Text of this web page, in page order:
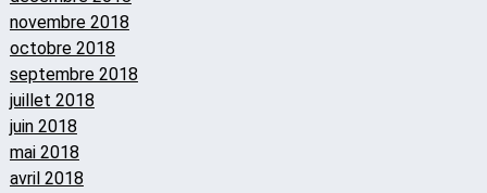
novembre 2018
octobre 2018
septembre 2018
juillet 2018
juin 2018
mai 2018
avril 2018